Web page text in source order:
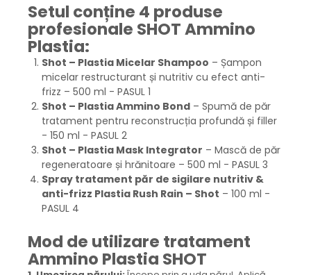
Setul conține 4 produse
profesionale SHOT Ammino
Plastia:
Shot – Plastia Micelar Shampoo – Șampon
micelar restructurant și nutritiv cu efect anti-
frizz – 500 ml - PASUL 1
Shot – Plastia Ammino Bond – Spumă de păr
tratament pentru reconstrucția profundă și filler
- 150 ml - PASUL 2
Shot – Plastia Mask Integrator – Mască de păr
regeneratoare și hrănitoare – 500 ml - PASUL 3
Spray tratament păr de sigilare nutritiv &
anti-frizz Plastia Rush Rain – Shot – 100 ml -
PASUL 4
Mod de utilizare tratament
Ammino Plastia SHOT